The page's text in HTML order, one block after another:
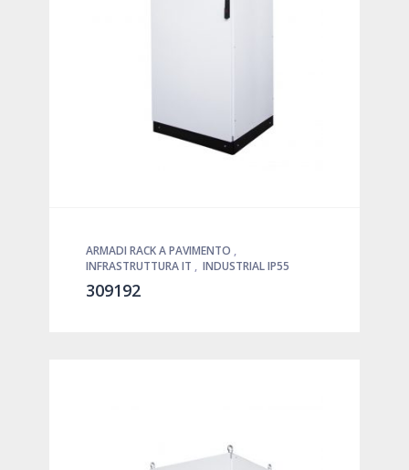
ARMADI RACK A PAVIMENTO ,
INFRASTRUTTURA IT , INDUSTRIAL IP55
309192